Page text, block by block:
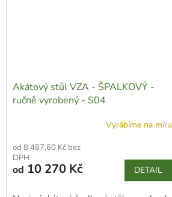
Akátový stůl VZA - ŠPALKOVÝ -
ručně vyrobený - S04
Vyrábíme na míru
od 8 487,60 Kč bez
DPH
od 10 270 Kč DETAIL